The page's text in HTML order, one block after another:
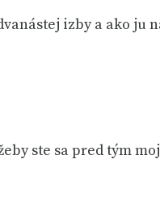
izby a ako ju
ste sa pred tým